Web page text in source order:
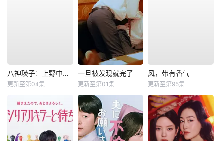
八神瑛子：上野中央署组织犯罪对策课
更新至第04集
一旦被发现就完了
更新至第01集
风，带有香气
更新至第95集